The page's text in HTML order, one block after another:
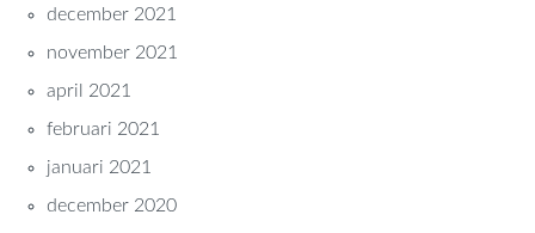
december 2021
november 2021
april 2021
februari 2021
januari 2021
december 2020